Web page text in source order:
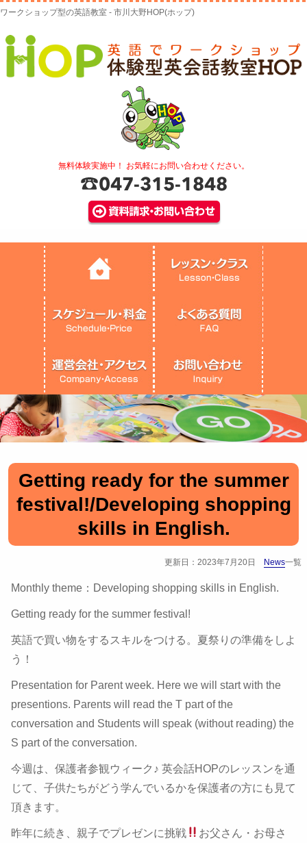
ワークショップ型の英語教室 - 市川大野HOP(ホップ)
無料体験実施中！ お気軽にお問い合わせください。
Getting ready for the summer
festival!/Developing shopping
skills in English.
更新日：2023年7月20日 News一覧
Monthly theme：Developing shopping skills in English.
Getting ready for the summer festival!
英語で買い物をするスキルをつける。夏祭りの準備をしよ
う！
Presentation for Parent week. Here we will start with the
presentions. Parents will read the T part of the
conversation and Students will speak (without reading) the
S part of the conversation.
今週は、保護者参観ウィーク♪ 英会話HOPのレッスンを通
じて、子供たちがどう学んでいるかを保護者の方にも見て
頂きます。
昨年に続き、親子でプレゼンに挑戦
お父さん・お母さ